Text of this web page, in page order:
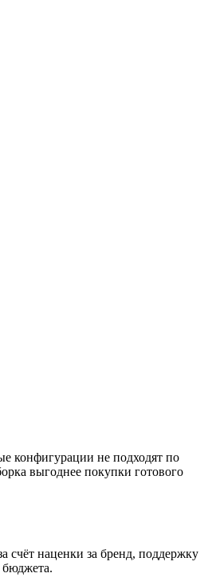
конфигурации не подходят по
выгоднее покупки готового
счёт наценки за бренд, поддержку
бюджета.